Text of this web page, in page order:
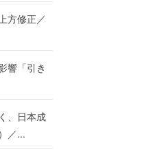
方修正／
響「引き
、日本成
／...